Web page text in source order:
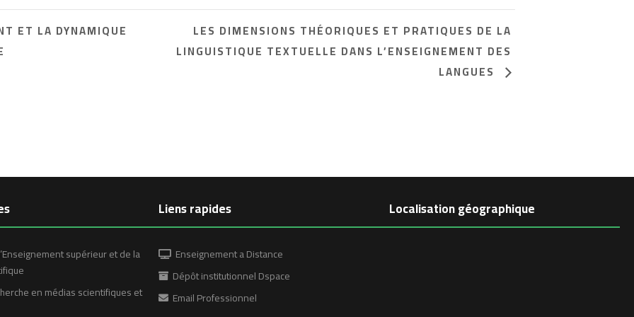
ET LA DYNAMIQUE
LES DIMENSIONS THÉORIQUES ET PRATIQUES DE LA
LINGUISTIQUE TEXTUELLE DANS L’ENSEIGNEMENT DES
LANGUES
supérieur et de la
en médias scientifiques et
Liens rapides
Enseignement a Distance
Dépôt institutionnel Dspace
Email Professionnel
Localisation géographique